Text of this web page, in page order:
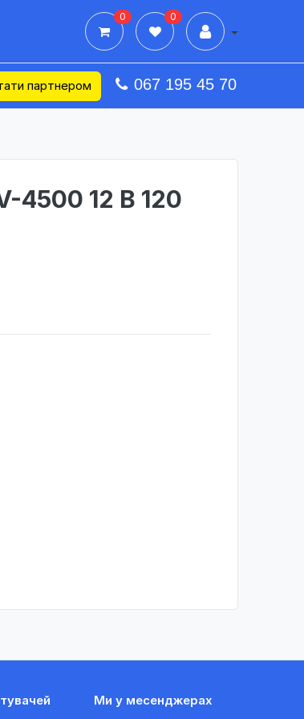
0 0
партнером 067 195 45 70
4500 12 В 120
Ми у месенджерах